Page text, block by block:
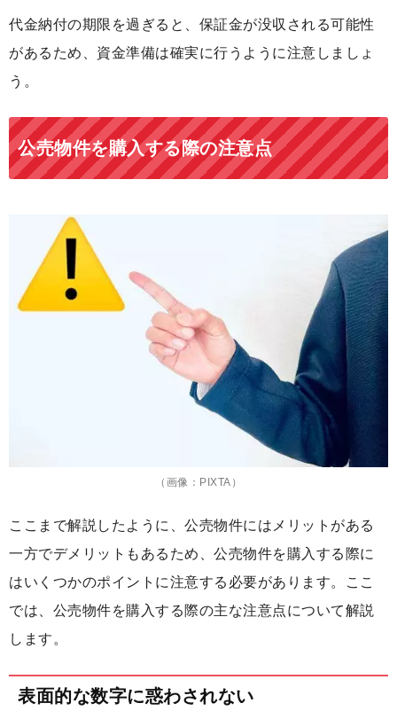
代金納付の期限を過ぎると、保証金が没収される可能性
があるため、資金準備は確実に行うように注意しましょ
う。
公売物件を購入する際の注意点
（画像：PIXTA）
ここまで解説したように、公売物件にはメリットがある
一方でデメリットもあるため、公売物件を購入する際に
はいくつかのポイントに注意する必要があります。ここ
では、公売物件を購入する際の主な注意点について解説
します。
表面的な数字に惑わされない